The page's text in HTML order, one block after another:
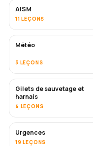
AISM
11 LEÇONS
Météo
3 LEÇONS
Gilets de sauvetage et
harnais
4 LEÇONS
Urgences
19 LEÇONS